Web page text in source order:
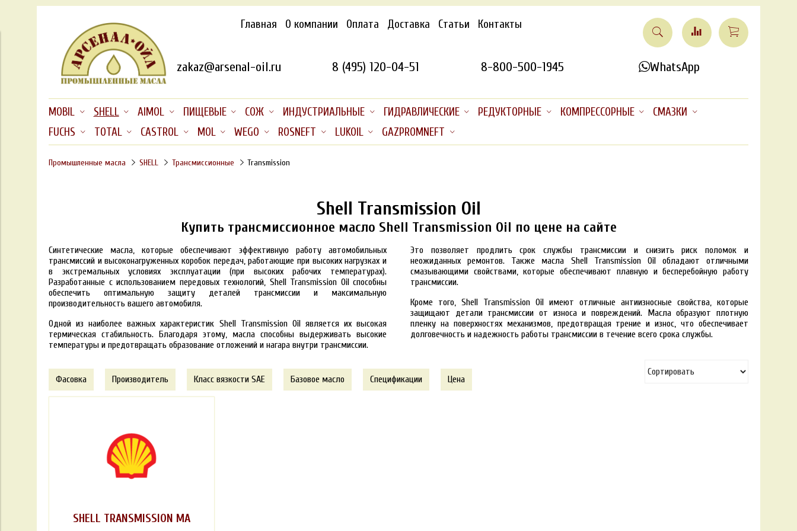
Главная О компании Оплата Доставка Статьи Контакты
zakaz@arsenal-oil.ru 8 (495) 120-04-51 8-800-500-1945 WhatsApp
MOBIL SHELL AIMOL ПИЩЕВЫЕ СОЖ ИНДУСТРИАЛЬНЫЕ ГИДРАВЛИЧЕСКИЕ РЕДУКТОРНЫЕ КОМПРЕССОРНЫЕ
СМАЗКИ
FUCHS
TOTAL CASTROL MOL WEGO ROSNEFT LUKOIL GAZPROMNEFT
Промышленные масла SHELL Трансмиссионные Transmission
Shell Transmission Oil
Купить трансмиссионное масло Shell Transmission Oil по цене на сайте
Синтетические масла, которые обеспечивают эффективную работу автомобильных
трансмиссий и высоконагруженных коробок передач, работающие при высоких нагрузках и
в экстремальных условиях эксплуатации (при высоких рабочих температурах).
Разработанные с использованием передовых технологий, Shell Transmission Oil способны
обеспечить оптимальную защиту деталей трансмиссии и максимальную
производительность вашего автомобиля.
Одной из наиболее важных характеристик Shell Transmission Oil является их высокая
термическая стабильность. Благодаря этому, масла способны выдерживать высокие
температуры и предотвращать образование отложений и нагара внутри трансмиссии.
Это позволяет продлить срок службы трансмиссии и снизить риск поломок и
неожиданных ремонтов. Также масла Shell Transmission Oil обладают отличными
смазывающими свойствами, которые обеспечивают плавную и бесперебойную работу
трансмиссии.
Кроме того, Shell Transmission Oil имеют отличные антиизносные свойства, которые
защищают детали трансмиссии от износа и повреждений. Масла образуют плотную
пленку на поверхностях механизмов, предотвращая трение и износ, что обеспечивает
долговечность и надежность работы трансмиссии в течение всего срока службы.
Фасовка Производитель Класс вязкости SAE Базовое масло Спецификации Цена
SHELL TRANSMISSION MA